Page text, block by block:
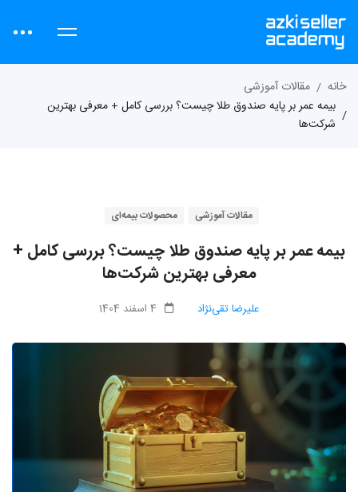
خانه
مقالات آموزشی
بیمه عمر بر پایه صندوق طلا چیست؟ بررسی کامل + معرفی بهترین
شرکت‌ها
مقالات آموزشی محصولات بیمه‌ای
بیمه عمر بر پایه صندوق طلا چیست؟ بررسی کامل +
معرفی بهترین شرکت‌ها
علیرضا تقی‌نژاد 4 اسفند 1404